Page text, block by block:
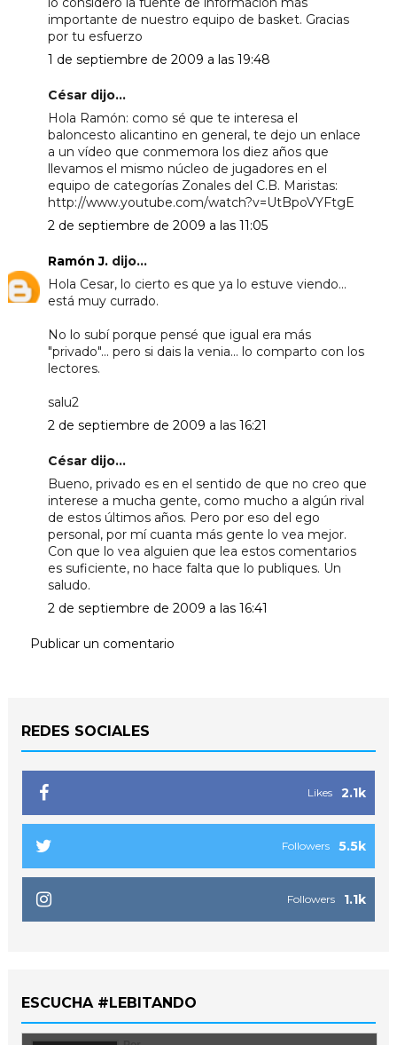
importante de nuestro equipo de basket. Gracias
por tu esfuerzo
1 de septiembre de 2009 a las 19:48
César dijo...
Hola Ramón: como sé que te interesa el
baloncesto alicantino en general, te dejo un enlace
a un vídeo que conmemora los diez años que
llevamos el mismo núcleo de jugadores en el
equipo de categorías Zonales del C.B. Maristas:
http://www.youtube.com/watch?v=UtBpoVYFtgE
2 de septiembre de 2009 a las 11:05
Ramón J.dijo...
Hola Cesar, lo cierto es que ya lo estuve viendo...
está muy currado.
No lo subí porque pensé que igual era más
"privado"... pero si dais la venia... lo comparto con los
lectores.
salu2
2 de septiembre de 2009 a las 16:21
César dijo...
Bueno, privado es en el sentido de que no creo que
interese a mucha gente, como mucho a algún rival
de estos últimos años. Pero por eso del ego
personal, por mí cuanta más gente lo vea mejor.
Con que lo vea alguien que lea estos comentarios
es suficiente, no hace falta que lo publiques. Un
saludo.
2 de septiembre de 2009 a las 16:41
Publicar un comentario
REDES SOCIALES
2.1k
Likes
5.5k
Followers
1.1k
Followers
ESCUCHA #LEBITANDO